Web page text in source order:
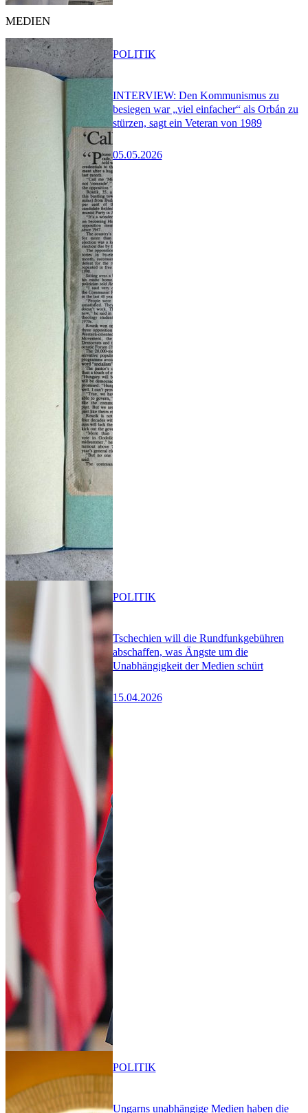
MEDIEN
INTERVIEW: Den Kommunismus zu
besiegen war „viel einfacher“ als Orbán zu
stürzen, sagt ein Veteran von 1989
05.05.2026
POLITIK
Tschechien will die Rundfunkgebühren
abschaffen, was Ängste um die
Unabhängigkeit der Medien schürt
15.04.2026
POLITIK
Ungarns unabhängige Medien haben die
POLITIK